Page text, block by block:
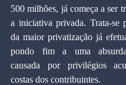
500 milhões, já começa a ser
a iniciativa privada. Trata-se
da maior privatização já
pondo fim a uma
causada por privilégios
costas dos contribuintes.